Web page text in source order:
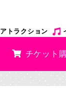
アトラクション
チケット